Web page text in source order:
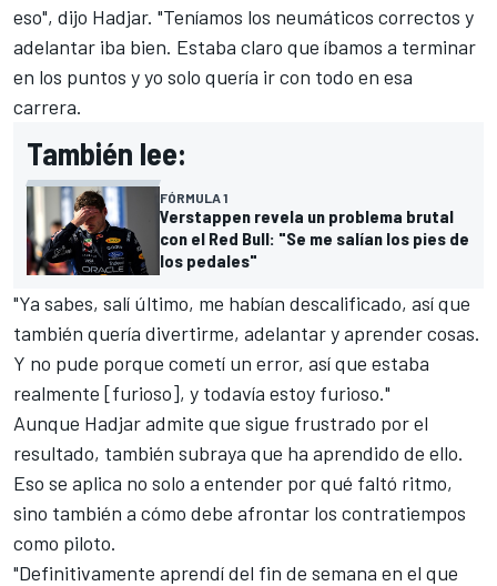
eso", dijo Hadjar. "Teníamos los neumáticos correctos y
adelantar iba bien. Estaba claro que íbamos a terminar
en los puntos y yo solo quería ir con todo en esa
carrera.
También lee:
FÓRMULA 1
Verstappen revela un problema brutal
con el Red Bull: "Se me salían los pies de
los pedales"
"Ya sabes, salí último, me habían descalificado, así que
también quería divertirme, adelantar y aprender cosas.
Y no pude porque cometí un error, así que estaba
realmente [furioso], y todavía estoy furioso."
Aunque Hadjar admite que sigue frustrado por el
resultado, también subraya que ha aprendido de ello.
Eso se aplica no solo a entender por qué faltó ritmo,
sino también a cómo debe afrontar los contratiempos
como piloto.
"Definitivamente aprendí del fin de semana en el que